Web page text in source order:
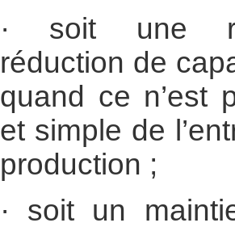
· soit une
réduction de
quand ce n’est
et simple de
production ;
· soit un